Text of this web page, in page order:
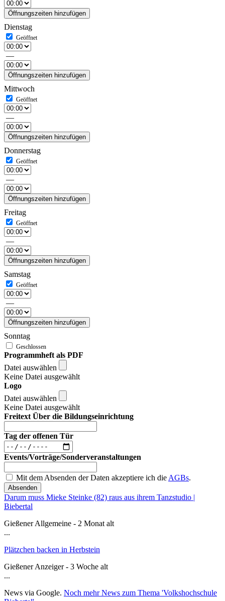
Öffnungszeiten hinzufügen
Dienstag
—
Öffnungszeiten hinzufügen
Mittwoch
—
Öffnungszeiten hinzufügen
Donnerstag
—
Öffnungszeiten hinzufügen
Freitag
—
Öffnungszeiten hinzufügen
Samstag
—
Öffnungszeiten hinzufügen
Sonntag
Programmheft als PDF
Datei auswählen
Keine Datei ausgewählt
Logo
Datei auswählen
Keine Datei ausgewählt
Freitext Über die Bildungseinrichtung
Tag der offenen Tür
Events/Vorträge/Sonderveranstaltungen
Mit dem Absenden der Daten akzeptiere ich die AGBs.
Absenden
Darum muss Mieke Steinke (82) raus aus ihrem Tanzstudio |
Biebertal
Gießener Allgemeine - 2 Monat alt
...
Plätzchen backen in Herbstein
Gießener Anzeiger - 3 Woche alt
...
News via Google. Noch mehr News zum Thema 'Volkshochschule